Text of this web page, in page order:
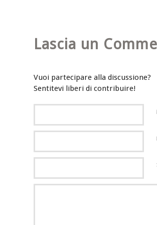
Lascia un
Vuoi partecipare alla discussione?
Sentitevi liberi di contribuire!